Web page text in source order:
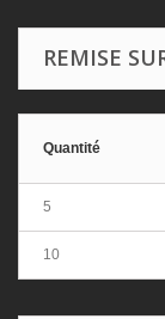
REMISE
Quantité
5
10